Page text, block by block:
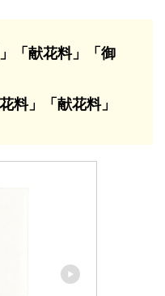
」「献花料」「御
料」「献花料」